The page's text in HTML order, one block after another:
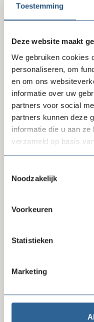
Toestemming
Deze website maakt
We gebruiken cookies
personaliseren, om
en om ons
informatie over uw
partners voor social
partners kunnen deze
informatie die u aan
verzameld op basis
Noodzakelijk
Voorkeuren
Statistieken
Marketing
Shared services: HR-
Lidmaatschap in praktijk
Gratis aanbod
Kan
hoofd